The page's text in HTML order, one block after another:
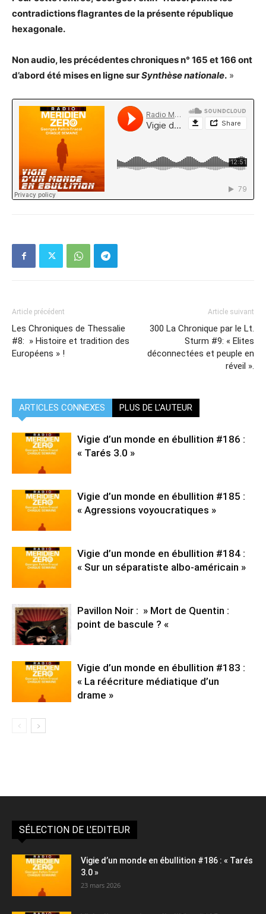
contradictions flagrantes de la présente république
hexagonale.
Non audio, les précédentes chroniques n° 165 et 166 ont
d’abord été mises en ligne surSynthèse nationale. »
Article précédent
Les Chroniques de Thessalie
#8: » Histoire et tradition des
Européens » !
Article suivant
300 La Chronique par le Lt.
Sturm #9: « Elites
déconnectées et peuple en
réveil ».
ARTICLES CONNEXES PLUS DE L'AUTEUR
Vigie d’un monde en ébullition #186 :
« Tarés 3.0 »
Vigie d’un monde en ébullition #185 :
« Agressions voyoucratiques »
Vigie d’un monde en ébullition #184 :
« Sur un séparatiste albo-américain »
Pavillon Noir : » Mort de Quentin :
point de bascule ? «
Vigie d’un monde en ébullition #183 :
« La réécriture médiatique d’un
drame »
SÉLECTION DE L'EDITEUR
Vigie d’un monde en ébullition #186 : « Tarés
3.0 »
23 mars 2026